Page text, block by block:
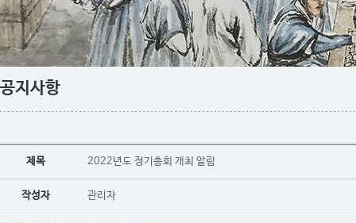
공지사항
제목 2022년도 정기총회 개최 알림
작성자 관리자